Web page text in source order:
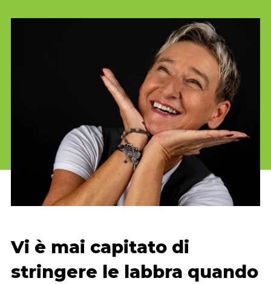
Vi è mai capitato di
stringere le labbra quando